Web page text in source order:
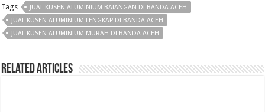
Tags
JUAL KUSEN ALUMINIUM BATANGAN DI BANDA ACEH
JUAL KUSEN ALUMINIUM LENGKAP DI BANDA ACEH
JUAL KUSEN ALUMINIUM MURAH DI BANDA ACEH
Related Articles